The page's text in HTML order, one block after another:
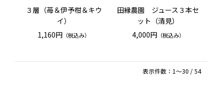
３層（苺＆伊予柑＆キウ
イ）
1,160円 （税込み）
田縁農園 ジュース３本セ
ット（清見）
4,000円 （税込み）
表示件数：1～30 / 54